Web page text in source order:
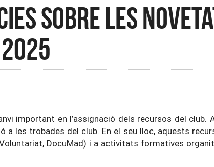
sobre les
important en l’assignació dels recursos del club.
a les trobades del club. En el seu lloc, aquests
DocuMad) i a activitats formatives